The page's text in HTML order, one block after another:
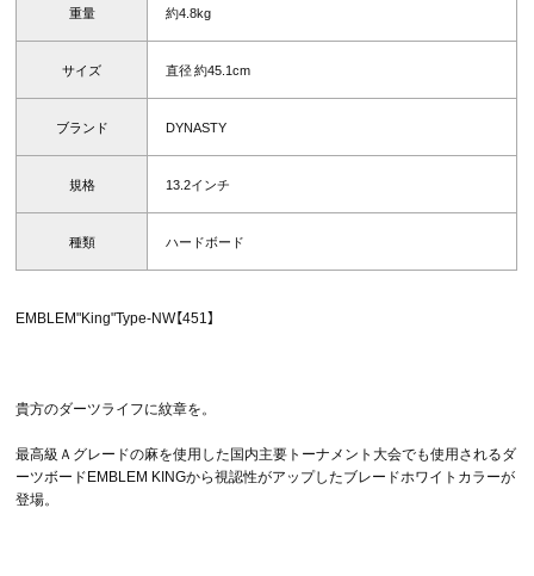
重量 約4.8kg
サイズ 直径 約45.1cm
ブランド DYNASTY
規格 13.2インチ
種類 ハードボード
EMBLEM"King"Type-NW【451】
貴方のダーツライフに紋章を。
最高級Ａグレードの麻を使用した国内主要トーナメント大会でも使用されるダ
ーツボードEMBLEM KINGから視認性がアップしたブレードホワイトカラーが
登場。